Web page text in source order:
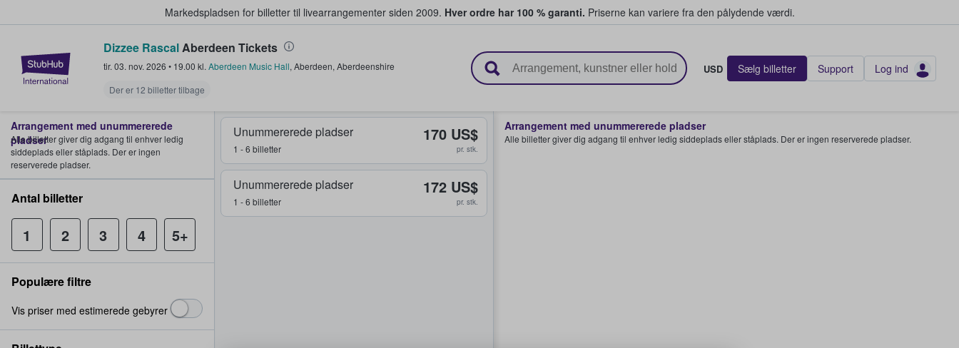
Markedspladsen for billetter til livearrangementer siden 2009. Hver ordre har 100 % garanti. Priserne kan variere fra den pålydende værdi.
StubHub - Hvor fans køber og sælger billetter
Dizzee RascalAberdeen Tickets
tir. 03. nov. 2026 • 19.00 kl. Aberdeen Music Hall, Aberdeen, Aberdeenshire
Der er 12 billetter tilbage
USD Sælg billetter Support Log ind
Unummererede pladser
1 - 6 billetter
170 US$
pr. stk.
Unummererede pladser
1 - 6 billetter
172 US$
pr. stk.
Arrangement med unummererede pladser
Alle billetter giver dig adgang til enhver ledig siddeplads eller ståplads. Der er ingen reserverede pladser.
Arrangement med unummererede
pladser
Alle billetter giver dig adgang til enhver ledig
siddeplads eller ståplads. Der er ingen
reserverede pladser.
Antal billetter
1 2 3 4 5+
Populære filtre
Vis priser med estimerede gebyrer